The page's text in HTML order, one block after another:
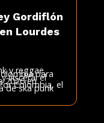
Gordiflón
Lourdes
y reggaepara
visceral el
2026 en
Colombia, el
de ska punk